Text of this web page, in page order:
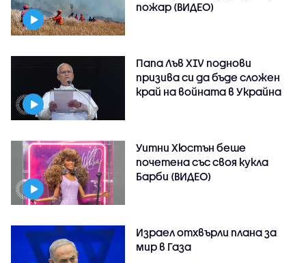
пожар (ВИДЕО)
Папа Лъв XIV поднови
призива си да бъде сложен
край на войната в Украйна
Уитни Хюстън беше
почетена със своя кукла
Барби (ВИДЕО)
Израел отхвърли плана за
мир в Газа